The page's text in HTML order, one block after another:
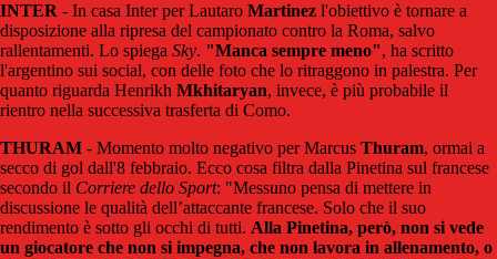
INTER - In casa Inter per Lautaro Martinez l'obiettivo è tornare a
disposizione alla ripresa del campionato contro la Roma, salvo
rallentamenti. Lo spiega Sky. "Manca sempre meno", ha scritto
l'argentino sui social, con delle foto che lo ritraggono in palestra. Per
quanto riguarda Henrikh Mkhitaryan, invece, è più probabile il
rientro nella successiva trasferta di Como.
THURAM - Momento molto negativo per Marcus Thuram, ormai a
secco di gol dall'8 febbraio. Ecco cosa filtra dalla Pinetina sul francese
secondo il Corriere dello Sport: "Messuno pensa di mettere in
discussione le qualità dell’attaccante francese. Solo che il suo
rendimento è sotto gli occhi di tutti. Alla Pinetina, però, non si vede
un giocatore che non si impegna, che non lavora in allenamento, o